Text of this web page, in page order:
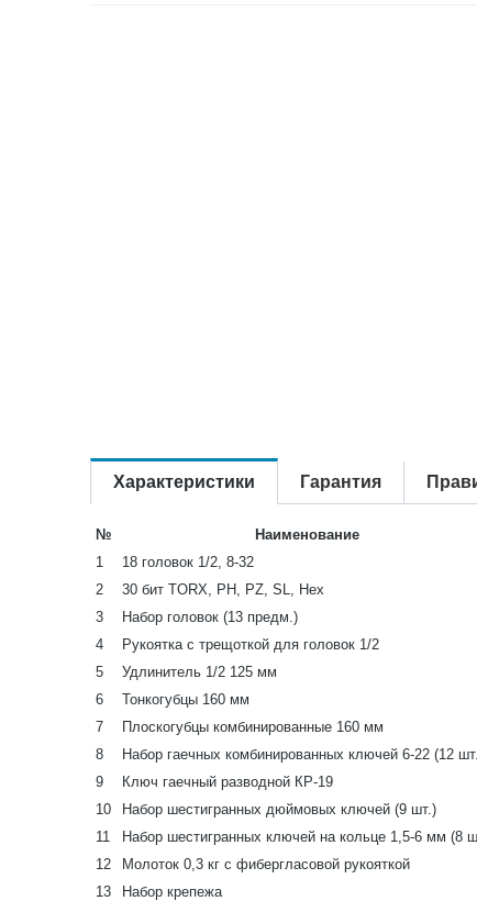
Характеристики Гарантия
№ Наименование
1
18 головок 1/2, 8-32
2
30 бит TORX, PH, PZ, SL, Hex
3
Набор головок (13 предм.)
4
Рукоятка с трещоткой для головок 1/2
5
Удлинитель 1/2 125 мм
6
Тонкогубцы 160 мм
7
Плоскогубцы комбинированные 160 мм
8
Набор гаечных комбинированных ключей 6-22 (12
9
Ключ гаечный разводной КР-19
10
Набор шестигранных дюймовых ключей (9 шт.)
11
Набор шестигранных ключей на кольце 1,5-6 мм (8
12
Молоток 0,3 кг с фибергласовой рукояткой
13
Набор крепежа